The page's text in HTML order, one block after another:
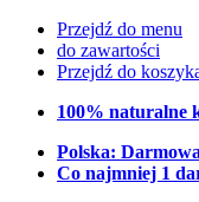
Przejdź do menu
do zawartości
Przejdź do
100% naturalne
Polska:
Co najmniej 1